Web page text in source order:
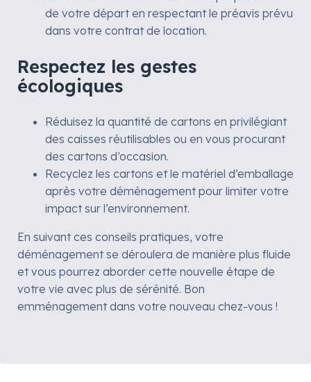
de votre départ en respectant le préavis prévu
dans votre contrat de location.
Respectez les gestes
écologiques
Réduisez la quantité de cartons en privilégiant
des caisses réutilisables ou en vous procurant
des cartons d’occasion.
Recyclez les cartons et le matériel d’emballage
après votre déménagement pour limiter votre
impact sur l’environnement.
En suivant ces conseils pratiques, votre
déménagement se déroulera de manière plus fluide
et vous pourrez aborder cette nouvelle étape de
votre vie avec plus de sérénité. Bon
emménagement dans votre nouveau chez-vous !